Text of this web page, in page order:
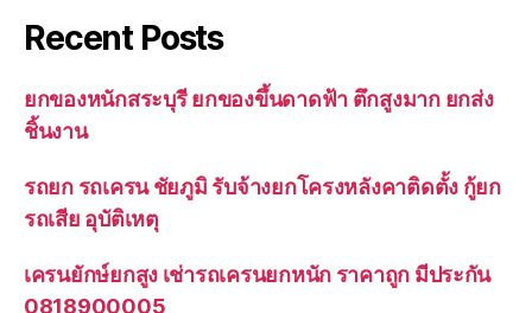
Recent Posts
ยกของหนักสระบุรี ยกของขึ้นดาดฟ้า ตึกสูงมาก ยกส่ง
ชิ้นงาน
รถยก รถเครน ชัยภูมิ รับจ้างยกโครงหลังคาติดตั้ง กู้ยก
รถเสีย อุบัติเหตุ
เครนยักษ์ยกสูง เช่ารถเครนยกหนัก ราคาถูก มีประกัน
0818900005